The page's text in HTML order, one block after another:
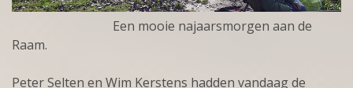
Een mooie najaarsmorgen aan de
Raam.
Peter Selten en Wim Kerstens hadden vandaag de